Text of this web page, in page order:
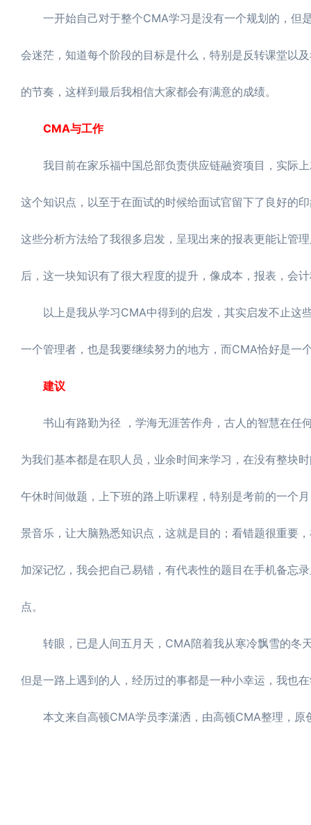
一开始自己对于整个CMA学习是没有一个规划的，但
会迷茫，知道每个阶段的目标是什么，特别是反转课堂以
的节奏，这样到最后我相信大家都会有满意的成绩。
CMA与工作
我目前在家乐福中国总部负责供应链融资项目，实际上
这个知识点，以至于在面试的时候给面试官留下了良好的
这些分析方法给了我很多启发，呈现出来的报表更能让管
后，这一块知识有了很大程度的提升，像成本，报表，会
以上是我从学习CMA中得到的启发，其实启发不止这
一个管理者，也是我要继续努力的地方，而CMA恰好是一
建议
书山有路勤为径 ，学海无涯苦作舟，古人的智慧在任
为我们基本都是在职人员，业余时间来学习，在没有整块
午休时间做题，上下班的路上听课程，特别是考前的一个
景音乐，让大脑熟悉知识点，这就是目的；看错题很重要
加深记忆，我会把自己易错，有代表性的题目在手机备忘
点。
转眼，已是人间五月天，CMA陪着我从寒冷飘雪的冬
但是一路上遇到的人，经历过的事都是一种小幸运，我也
本文来自高顿CMA学员李潇洒，由高顿CMA整理，原